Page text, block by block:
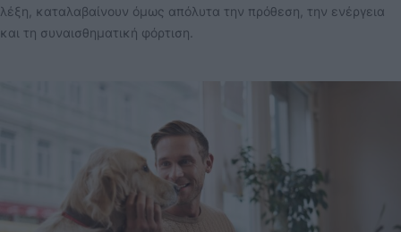
λέξη, καταλαβαίνουν όμως απόλυτα την πρόθεση, την ενέργεια
και τη συναισθηματική φόρτιση.